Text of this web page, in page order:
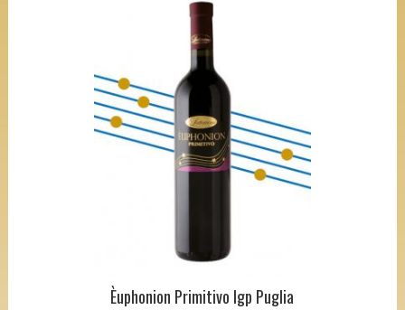
Èuphonion Primitivo Igp Puglia